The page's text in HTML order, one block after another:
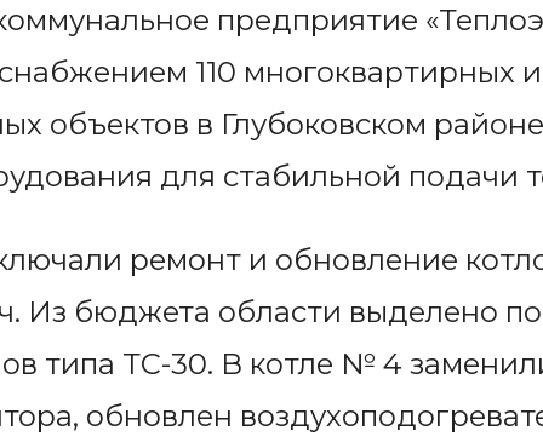
предприятие
110 многоквартирных
объектов в Глубоковском
для стабильной подачи
ремонт и обновление
Из бюджета области выделено
типа ТС-30. В котле № 4
обновлен